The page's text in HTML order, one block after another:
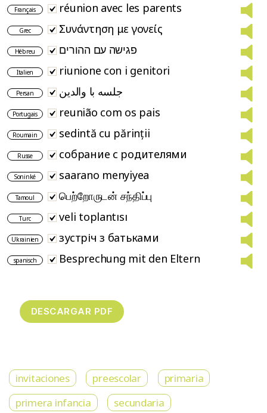
Français réunion avec les parents
Grec Συνάντηση με γονείς
Hébreu פגישה עם ההורים
Italien riunione con i genitori
Persan جلسه با والدین
Portugais reunião com os pais
Roumain sedintă cu părinții
Russe собрание с родителями
Soninké saarano menyiyea
Tamoul பெற்றோருடன் சந்திப்பு
Turc veli toplantısı
Ukrainien зустріч з батьками
spanisch Besprechung mit den Eltern
invitaciones preescolar
primaria
primera infancia
secundaria